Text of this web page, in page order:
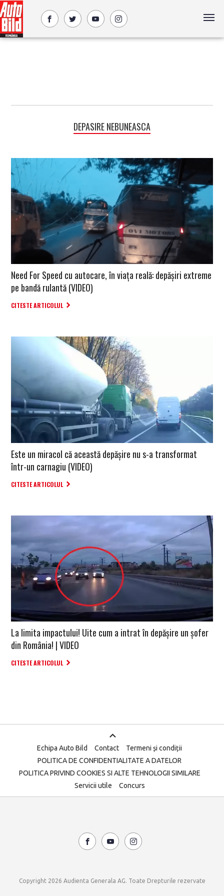
DEPASIRE NEBUNEASCA
Need For Speed cu autocare, în viața reală: depășiri extreme
pe bandă rulantă (VIDEO)
CITESTE ARTICOLUL
Este un miracol că această depășire nu s-a transformat
într-un carnagiu (VIDEO)
CITESTE ARTICOLUL
La limita impactului! Uite cum a intrat în depășire un șofer
din România! | VIDEO
CITESTE ARTICOLUL
Echipa Auto Bild Contact
Termeni și condiții
POLITICA DE CONFIDENTIALITATE A DATELOR
POLITICA PRIVIND COOKIES SI ALTE TEHNOLOGII SIMILARE
Servicii utile
Concurs
Copyright 2026 Audienta Generala AG. Toate Drepturile rezervate